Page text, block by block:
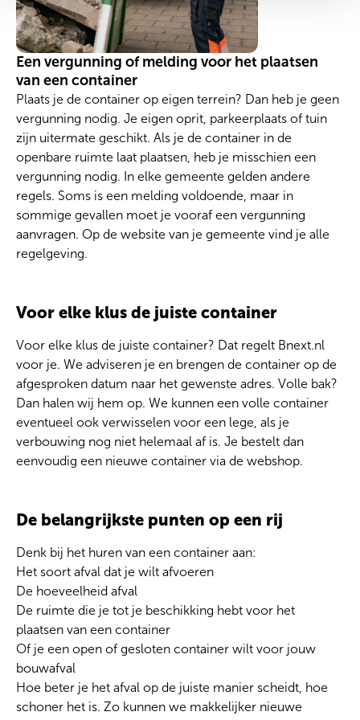
Een vergunning of melding voor het plaatsen
van een container
Plaats je de container op eigen terrein? Dan heb je geen
vergunning nodig. Je eigen oprit, parkeerplaats of tuin
zijn uitermate geschikt. Als je de container in de
openbare ruimte laat plaatsen, heb je misschien een
vergunning nodig. In elke gemeente gelden andere
regels. Soms is een melding voldoende, maar in
sommige gevallen moet je vooraf een vergunning
aanvragen. Op de website van je gemeente vind je alle
regelgeving.
Voor elke klus de juiste container
Voor elke klus de juiste container? Dat regelt Bnext.nl
voor je. We adviseren je en brengen de container op de
afgesproken datum naar het gewenste adres. Volle bak?
Dan halen wij hem op. We kunnen een volle container
eventueel ook verwisselen voor een lege, als je
verbouwing nog niet helemaal af is. Je bestelt dan
eenvoudig een nieuwe container via de webshop.
De belangrijkste punten op een rij
Denk bij het huren van een container aan:
Het soort afval dat je wilt afvoeren
De hoeveelheid afval
De ruimte die je tot je beschikking hebt voor het
plaatsen van een container
Of je een open of gesloten container wilt voor jouw
bouwafval
Hoe beter je het afval op de juiste manier scheidt, hoe
schoner het is. Zo kunnen we makkelijker nieuwe